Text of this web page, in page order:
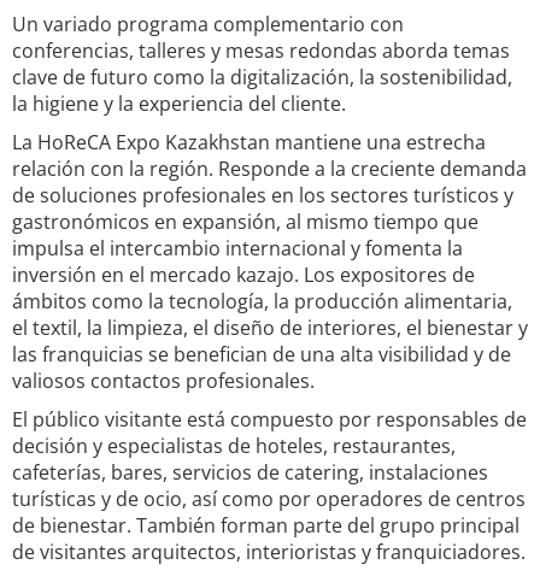
Un variado programa complementario con
conferencias, talleres y mesas redondas aborda temas
clave de futuro como la digitalización, la sostenibilidad,
la higiene y la experiencia del cliente.
La HoReCA Expo Kazakhstan mantiene una estrecha
relación con la región. Responde a la creciente demanda
de soluciones profesionales en los sectores turísticos y
gastronómicos en expansión, al mismo tiempo que
impulsa el intercambio internacional y fomenta la
inversión en el mercado kazajo. Los expositores de
ámbitos como la tecnología, la producción alimentaria,
el textil, la limpieza, el diseño de interiores, el bienestar y
las franquicias se benefician de una alta visibilidad y de
valiosos contactos profesionales.
El público visitante está compuesto por responsables de
decisión y especialistas de hoteles, restaurantes,
cafeterías, bares, servicios de catering, instalaciones
turísticas y de ocio, así como por operadores de centros
de bienestar. También forman parte del grupo principal
de visitantes arquitectos, interioristas y franquiciadores.